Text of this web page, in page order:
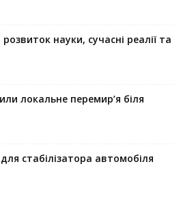
науки, сучасні реалії та
локальне перемир’я біля
стабілізатора автомобіля